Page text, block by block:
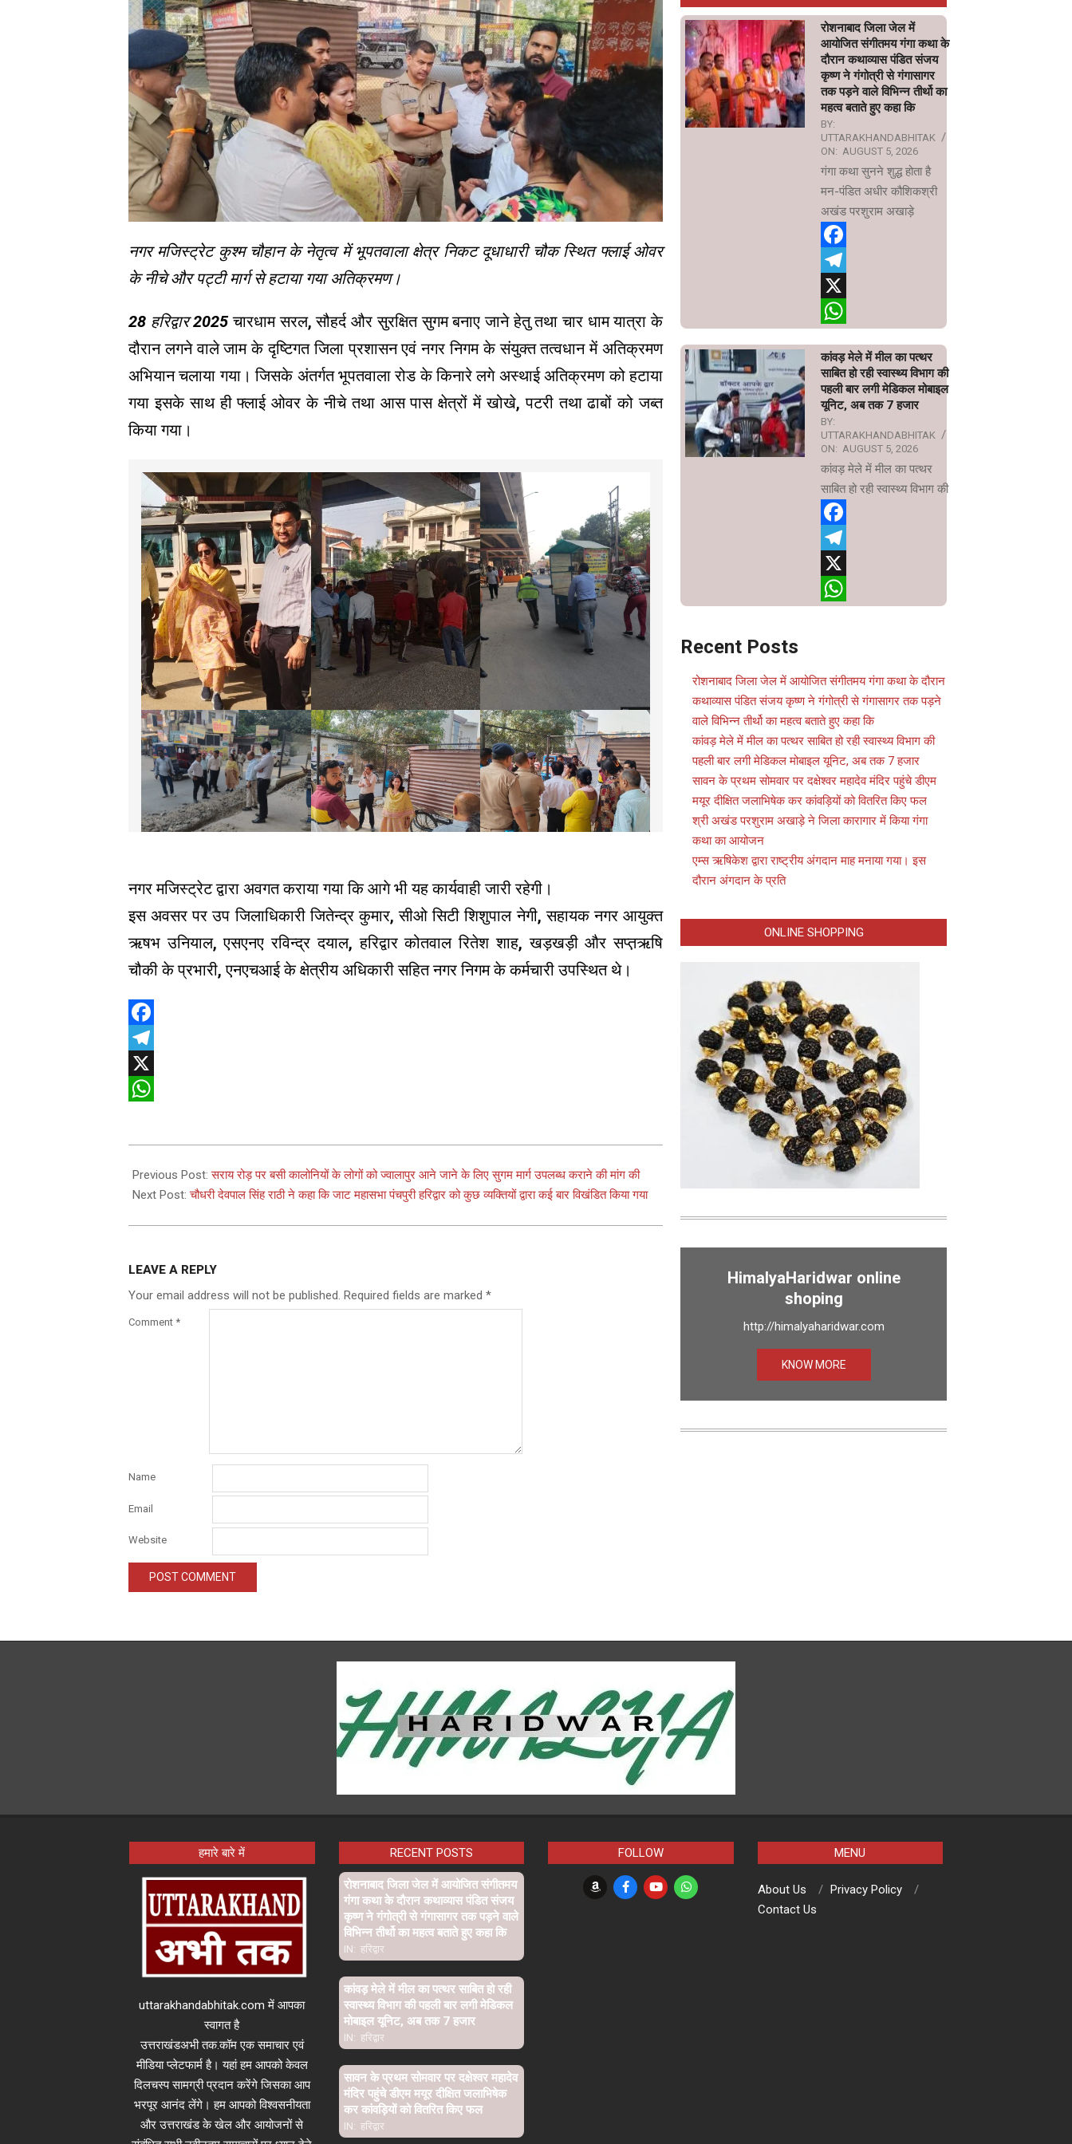
नगर मजिस्ट्रेट कुश्म चौहान के नेतृत्व में भूपतवाला क्षेत्र निकट दूधाधारी चौक स्थित फ्लाई ओवर
के नीचे और पट्टी मार्ग से हटाया गया अतिक्रमण।
28 हरिद्वार 2025चारधाम सरल, सौहर्द और सुरक्षित सुगम बनाए जाने हेतु तथा चार धाम यात्रा के
दौरान लगने वाले जाम के दृष्टिगत जिला प्रशासन एवं नगर निगम के संयुक्त तत्वधान में अतिक्रमण
अभियान चलाया गया। जिसके अंतर्गत भूपतवाला रोड के किनारे लगे अस्थाई अतिक्रमण को हटाया
गया इसके साथ ही फ्लाई ओवर के नीचे तथा आस पास क्षेत्रों में खोखे, पटरी तथा ढाबों को जब्त
किया गया।
नगर मजिस्ट्रेट द्वारा अवगत कराया गया कि आगे भी यह कार्यवाही जारी रहेगी।
इस अवसर पर उप जिलाधिकारी जितेन्द्र कुमार, सीओ सिटी शिशुपाल नेगी, सहायक नगर आयुक्त
ऋषभ उनियाल, एसएनए रविन्द्र दयाल, हरिद्वार कोतवाल रितेश शाह, खड़खड़ी और सप्त़ऋषि
चौकी के प्रभारी, एनएचआई के क्षेत्रीय अधिकारी सहित नगर निगम के कर्मचारी उपस्थित थे।
Facebook
Telegram
X
04-
28
Previous Post:सराय रोड़ पर बसी कालोनियों के लोगों को ज्वालापुर आने जाने के लिए सुगम मार्ग उपलब्ध कराने की मांग की
Next Post:चौधरी देवपाल सिंह राठी ने कहा कि जाट महासभा पंचपुरी हरिद्वार को कुछ व्यक्तियों द्वारा कई बार विखंडित किया गया
LEAVE A REPLY
Your email address will not be published. Required fields are marked *
Comment *
Name
Email
Website
रोशनाबाद जिला जेल में
आयोजित संगीतमय गंगा कथा के
दौरान कथाव्यास पंडित संजय
कृष्ण ने गंगोत्री से गंगासागर
तक पड़ने वाले विभिन्न तीर्थो का
महत्व बताते हुए कहा कि
BY:
UTTARAKHANDABHITAK
ON: AUGUST 5, 2026
गंगा कथा सुनने शुद्ध होता है
मन-पंडित अधीर कौशिकश्री
अखंड परशुराम अखाड़े
Facebook
Telegram
X
कांवड़ मेले में मील का पत्थर
साबित हो रही स्वास्थ्य विभाग की
पहली बार लगी मेडिकल मोबाइल
यूनिट, अब तक 7 हजार
BY:
UTTARAKHANDABHITAK
ON: AUGUST 5, 2026
कांवड़ मेले में मील का पत्थर
साबित हो रही स्वास्थ्य विभाग की
Facebook
Telegram
X
Recent Posts
रोशनाबाद जिला जेल में आयोजित संगीतमय गंगा कथा के दौरान
कथाव्यास पंडित संजय कृष्ण ने गंगोत्री से गंगासागर तक पड़ने
वाले विभिन्न तीर्थो का महत्व बताते हुए कहा कि
कांवड़ मेले में मील का पत्थर साबित हो रही स्वास्थ्य विभाग की
पहली बार लगी मेडिकल मोबाइल यूनिट, अब तक 7 हजार
सावन के प्रथम सोमवार पर दक्षेश्वर महादेव मंदिर पहुंचे डीएम
मयूर दीक्षित जलाभिषेक कर कांवड़ियों को वितरित किए फल
श्री अखंड परशुराम अखाड़े ने जिला कारागार में किया गंगा
कथा का आयोजन
एम्स ऋषिकेश द्वारा राष्ट्रीय अंगदान माह मनाया गया। इस
दौरान अंगदान के प्रति
ONLINE SHOPPING
HimalyaHaridwar online
shoping
http://himalyaharidwar.com
KNOW MORE
हमारे बारे में
uttarakhandabhitak.com में आपका
स्वागत है
उत्तराखंडअभी तक.कॉम एक समाचार एवं
मीडिया प्लेटफार्म है। यहां हम आपको केवल
दिलचस्प सामग्री प्रदान करेंगे जिसका आप
भरपूर आनंद लेंगे। हम आपको विश्वसनीयता
और उत्तराखंड के खेल और आयोजनों से
RECENT POSTS
रोशनाबाद जिला जेल में आयोजित संगीतमय
गंगा कथा के दौरान कथाव्यास पंडित संजय
कृष्ण ने गंगोत्री से गंगासागर तक पड़ने वाले
विभिन्न तीर्थो का महत्व बताते हुए कहा कि
IN: हरिद्वार
कांवड़ मेले में मील का पत्थर साबित हो रही
स्वास्थ्य विभाग की पहली बार लगी मेडिकल
मोबाइल यूनिट, अब तक 7 हजार
IN: हरिद्वार
सावन के प्रथम सोमवार पर दक्षेश्वर महादेव
मंदिर पहुंचे डीएम मयूर दीक्षित जलाभिषेक
कर कांवड़ियों को वितरित किए फल
IN: हरिद्वार
FOLLOW MENU
About Us
Privacy Policy
Contact Us